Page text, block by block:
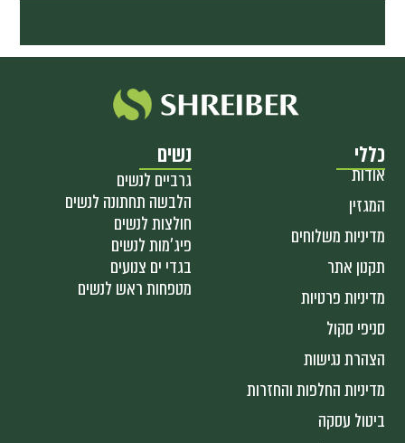
כללי
אודות
המגזין
מדיניות משלוחים
תקנון אתר
מדיניות פרטיות
סניפי סקול
הצהרת נגישות
מדיניות החלפות והחזרות
ביטול עסקה
נשים
גרביים לנשים
הלבשה תחתונה לנשים
חולצות לנשים
פיג'מות לנשים
בגדי ים צנועים
מטפחות ראש לנשים